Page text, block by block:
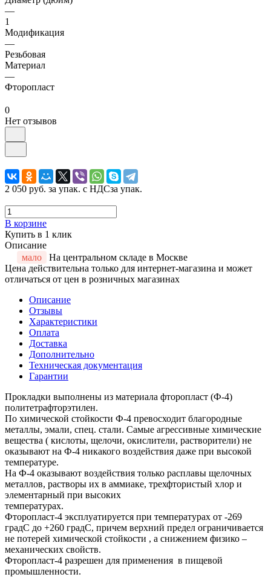
—
1
Модификация
—
Резьбовая
Материал
—
Фторопласт
0
Нет отзывов
2 050 руб. за упак. с НДСза упак.
В корзине
Купить в 1 клик
Описание
мало
На центральном складе в Москве
Цена действительна только для интернет-магазина и может
отличаться от цен в розничных магазинах
Описание
Отзывы
Характеристики
Оплата
Доставка
Дополнительно
Техническая документация
Гарантии
Прокладки выполнены из материала фторопласт (Ф-4)
политетрафторэтилен.
По химической стойкости Ф-4 превосходит благородные
металлы, эмали, спец. стали. Самые агрессивные химические
вещества ( кислоты, щелочи, окислители, растворители) не
оказывают на Ф-4 никакого воздействия даже при высокой
температуре.
На Ф-4 оказывают воздействия только расплавы щелочных
металлов, растворы их в аммиаке, трехфтористый хлор и
элементарный при высоких
температурах.
Фторопласт-4 эксплуатируется при температурах от -269
градC до +260 градC, причем верхний предел ограничивается
не потерей химической стойкости , а снижением физико –
механических свойств.
Фторопласт-4 разрешен для применения в пищевой
промышленности.